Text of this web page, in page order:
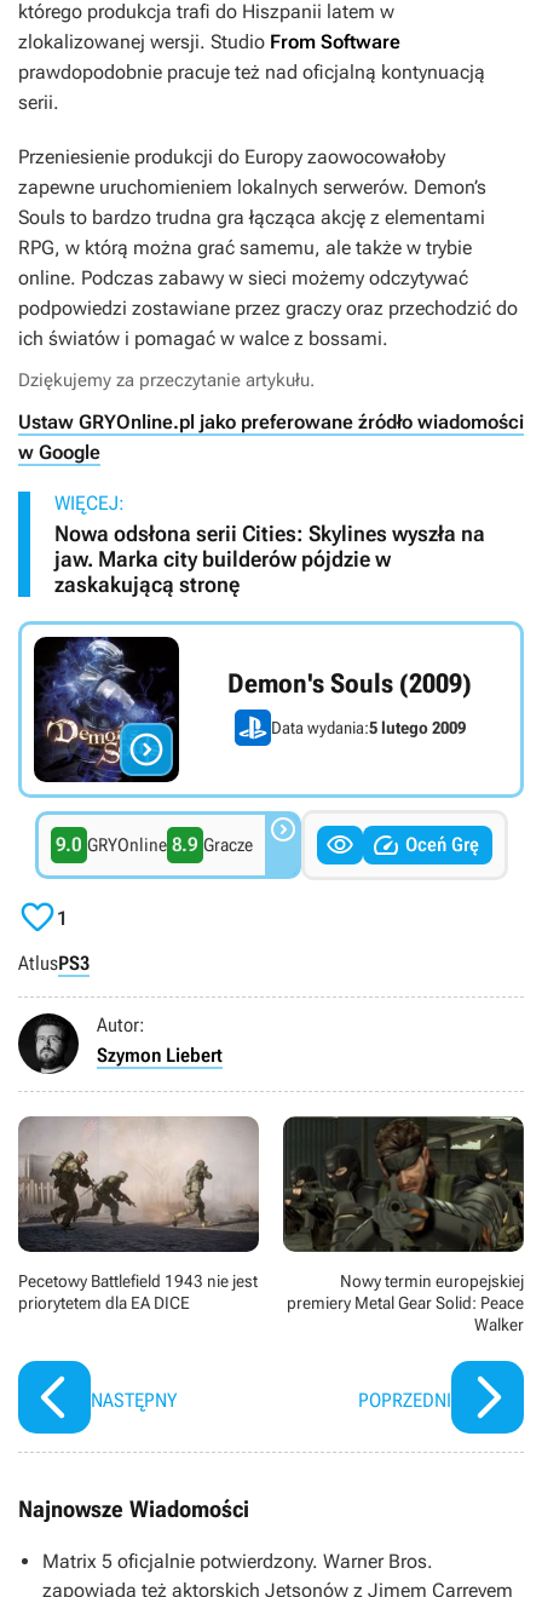
którego produkcja trafi do Hiszpanii latem w
zlokalizowanej wersji. Studio From Software
prawdopodobnie pracuje też nad oficjalną kontynuacją
serii.
Przeniesienie produkcji do Europy zaowocowałoby
zapewne uruchomieniem lokalnych serwerów. Demon’s
Souls to bardzo trudna gra łącząca akcję z elementami
RPG, w którą można grać samemu, ale także w trybie
online. Podczas zabawy w sieci możemy odczytywać
podpowiedzi zostawiane przez graczy oraz przechodzić do
ich światów i pomagać w walce z bossami.
Dziękujemy za przeczytanie artykułu.
Ustaw GRYOnline.pl jako preferowane źródło wiadomości
w Google
WIĘCEJ:
Nowa odsłona serii Cities: Skylines wyszła na
jaw. Marka city builderów pójdzie w
zaskakującą stronę

Demon's Souls (2009)
Data wydania:5 lutego 2009
9.0 GRYOnline 8.9 Gracze    Oceń Grę
1
AtlusPS3
Autor:
Szymon Liebert
Pecetowy Battlefield 1943 nie jest
priorytetem dla EA DICE
NASTĘPNY
Nowy termin europejskiej
premiery Metal Gear Solid: Peace
Walker
POPRZEDNI
Najnowsze Wiadomości
Matrix 5 oficjalnie potwierdzony. Warner Bros.
zapowiada też aktorskich Jetsonów z Jimem Carreyem